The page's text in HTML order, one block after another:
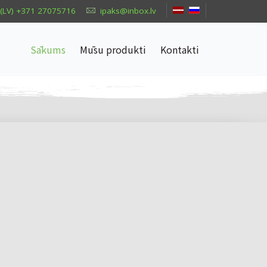
(LV) +371 27075716 ipaks@inbox.lv
Sākums Mūsu produkti Kontakti